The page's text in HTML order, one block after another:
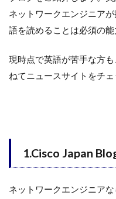
ネットワークエンジニア
語を読めることは必須の能
現時点で英語が苦手な方
ねてニュースサイトをチェ
1.Cisco Japan
ネットワークエンジニア